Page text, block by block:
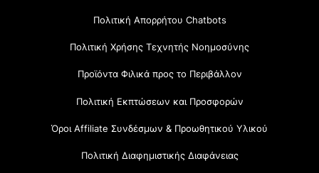
Πολιτική Απορρήτου Chatbots
Πολιτική Χρήσης Τεχνητής Νοημοσύνης
Προϊόντα Φιλικά προς το Περιβάλλον
Πολιτική Εκπτώσεων και Προσφορών
Όροι Affiliate Συνδέσμων & Προωθητικού Υλικού
Πολιτική Διαφημιστικής Διαφάνειας